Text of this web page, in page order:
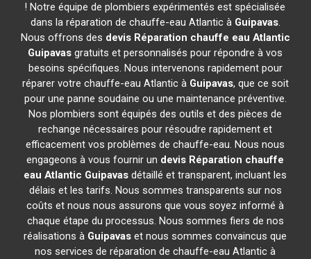
! Notre équipe de plombiers expérimentés est spécialisée
dans la réparation de chauffe-eau Atlantic à Guipavas.
Nous offrons des devis Réparation chauffe eau Atlantic
Guipavas gratuits et personnalisés pour répondre à vos
besoins spécifiques. Nous intervenons rapidement pour
réparer votre chauffe-eau Atlantic à Guipavas, que ce soit
pour une panne soudaine ou une maintenance préventive.
Nos plombiers sont équipés des outils et des pièces de
rechange nécessaires pour résoudre rapidement et
efficacement vos problèmes de chauffe-eau. Nous nous
engageons à vous fournir un devis Réparation chauffe
eau Atlantic Guipavas détaillé et transparent, incluant les
délais et les tarifs. Nous sommes transparents sur nos
coûts et nous nous assurons que vous soyez informé à
chaque étape du processus. Nous sommes fiers de nos
réalisations à Guipavas et nous sommes convaincus que
nos services de réparation de chauffe-eau Atlantic à